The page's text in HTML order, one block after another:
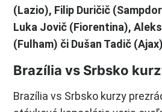
(Lazio), Filip Duričič
Luka Jovič (Fiorentina),
(Fulham) či Dušan Tadič (Ajax)
Brazília vs Srbsko
Brazília vs Srbsko kurzy